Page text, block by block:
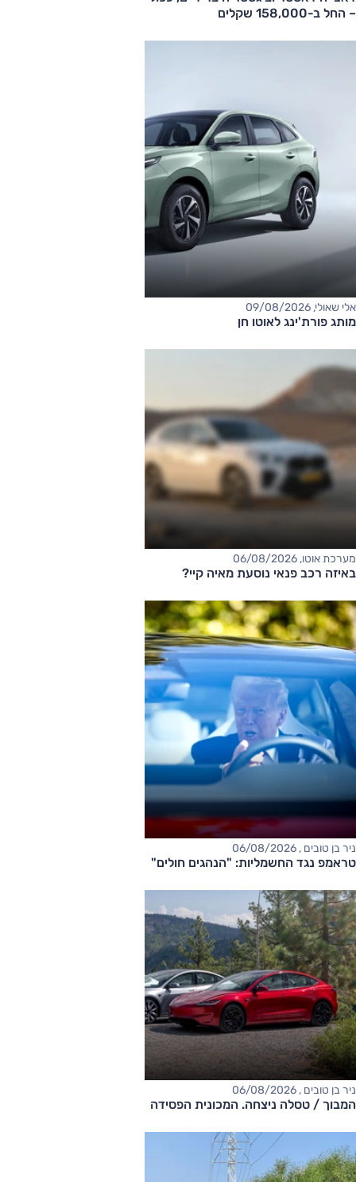
– החל ב-158,000 שקלים
אלי שאולי, 09/08/2026
מותג פורת'ינג לאוטו חן
מערכת אוטו, 06/08/2026
באיזה רכב פנאי נוסעת מאיה קיי?
ניר בן טובים , 06/08/2026
טראמפ נגד החשמליות: "הנהגים חולים"
ניר בן טובים , 06/08/2026
המבוך / טסלה ניצחה. המכונית הפסידה